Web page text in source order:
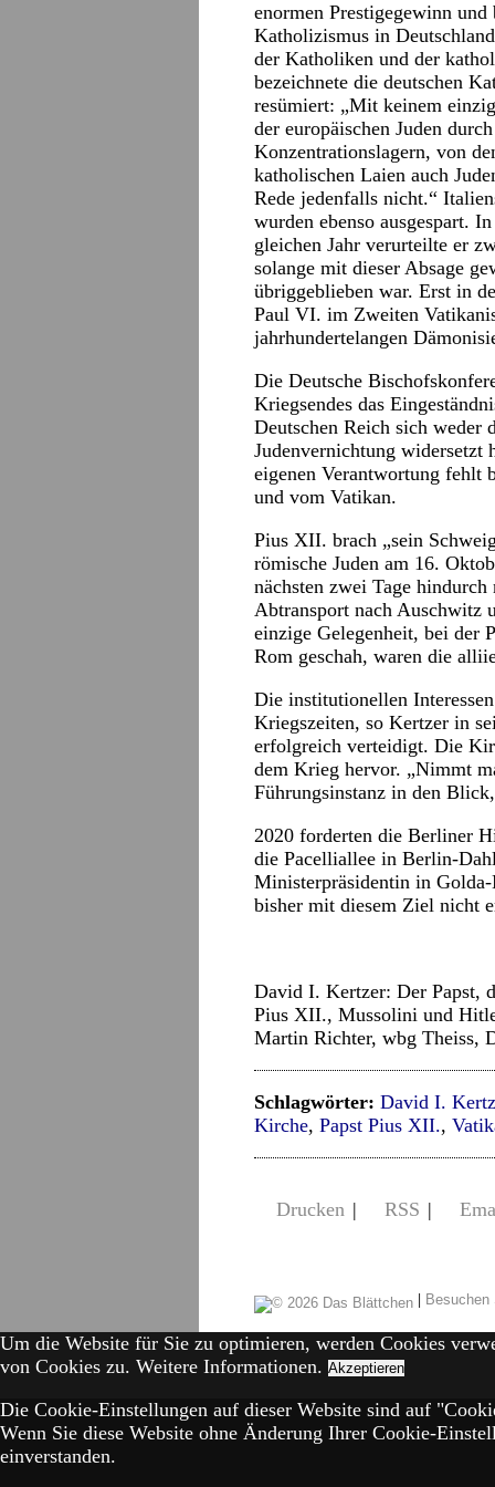
enormen Prestigegewinn
Katholizismus in
der Katholiken und der
bezeichnete die deutschen
resümiert: „Mit keinem
der europäischen Juden
Konzentrationslagern, von
katholischen Laien auch
Rede jedenfalls nicht.“
wurden ebenso ausgespart.
gleichen Jahr verurteilte er
solange mit dieser Absage
übriggeblieben war. Erst in
Paul VI. im Zweiten
jahrhundertelangen
Die Deutsche
Kriegsendes das
Deutschen Reich sich weder
Judenvernichtung widersetzt
eigenen Verantwortung fehlt
und vom Vatikan.
Pius XII. brach „sein
römische Juden am 16.
nächsten zwei Tage
Abtransport nach
einzige Gelegenheit, bei der
Rom geschah, waren die
Die institutionellen
Kriegszeiten, so Kertzer in
erfolgreich verteidigt. Die
dem Krieg hervor. „Nimmt
Führungsinstanz in den
2020 forderten die Berliner
die Pacelliallee in Berlin-
Ministerpräsidentin in
bisher mit diesem Ziel nicht
David I. Kertzer: Der Papst,
Pius XII., Mussolini und
Martin Richter, wbg Theiss,
Schlagwörter: David I.
Kirche, Papst Pius XII.,
Drucken | RSS |
|
Um die Website für Sie zu optimieren, werden Cookies
von Cookies zu. Weitere Informationen. Akzeptieren
Die Cookie-Einstellungen auf dieser Website sind auf
Wenn Sie diese Website ohne Änderung Ihrer Cookie-
einverstanden.